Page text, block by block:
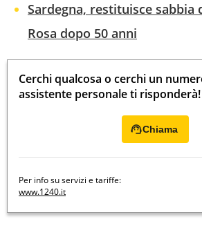
Sardegna, restituisce sabbia
Rosa dopo 50 anni
Cerchi qualcosa o cerchi un
assistente personale ti risponderà!
Chiama
Per info su servizi e tariffe:
www.1240.it